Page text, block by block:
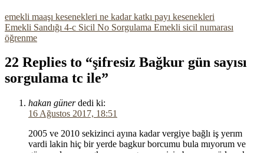
emekli maaşı kesenekleri ne kadar katkı payı kesenekleri
Emekli Sandığı 4-c Sicil No Sorgulama Emekli sicil numarası
öğrenme
22 Replies to “şifresiz Bağkur gün sayısı
sorgulama tc ile”
hakan güner dedi ki:
16 Ağustos 2017, 18:51
2005 ve 2010 sekizinci ayına kadar vergiye bağlı iş yerım
vardi lakin hiç bir yerde bagkur borcumu bula mıyorum ve